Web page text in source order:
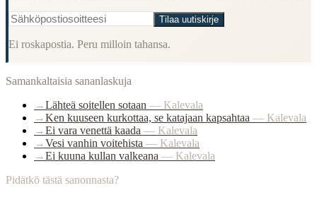
Tilaa uutiskirje
Ei roskapostia. Peru milloin tahansa.
Samankaltaisia sananlaskuja
→Lähteä soitellen sotaan — Kalevala
→Ken kuuseen kurkottaa, se katajaan kapsahtaa — Kalevala
→Ei vara venettä kaada — Kalevala
→Vesi vanhin voitehista — Kalevala
→Ei kuuna kullan valkeana — Kalevala
Pidätkö tästä sanonnasta?